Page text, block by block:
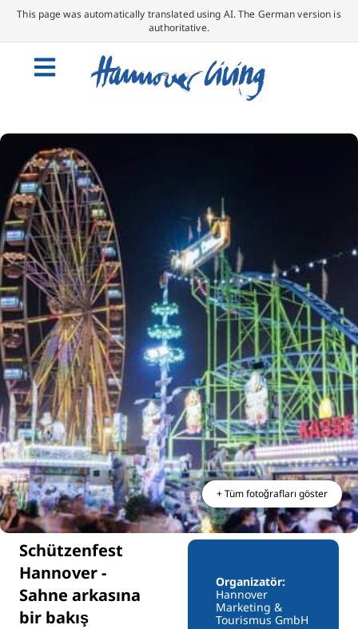
This page was automatically translated using AI. The German version is
authoritative.
+ Tüm fotoğrafları göster
Schützenfest
Hannover -
Sahne arkasına
bir bakış
Organizatör:
Hannover
Marketing &
Tourismus GmbH